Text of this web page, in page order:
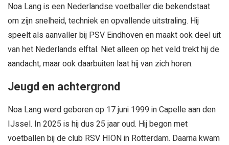
Noa Lang is een Nederlandse voetballer die bekendstaat
om zijn snelheid, techniek en opvallende uitstraling. Hij
speelt als aanvaller bij PSV Eindhoven en maakt ook deel uit
van het Nederlands elftal. Niet alleen op het veld trekt hij de
aandacht, maar ook daarbuiten laat hij van zich horen.
Jeugd en achtergrond
Noa Lang werd geboren op 17 juni 1999 in Capelle aan den
IJssel. In 2025 is hij dus 25 jaar oud. Hij begon met
voetballen bij de club RSV HION in Rotterdam. Daarna kwam